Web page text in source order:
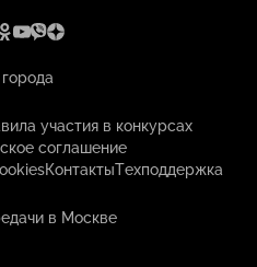
участия в конкурсах
соглашение
КонтактыТехподдержка
в Москве